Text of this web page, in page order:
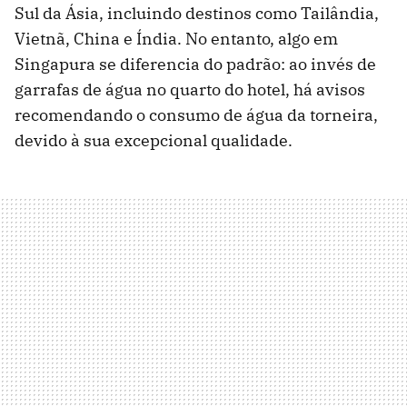
Sul da Ásia, incluindo destinos como Tailândia,
Vietnã, China e Índia. No entanto, algo em
Singapura se diferencia do padrão: ao invés de
garrafas de água no quarto do hotel, há avisos
recomendando o consumo de água da torneira,
devido à sua excepcional qualidade.